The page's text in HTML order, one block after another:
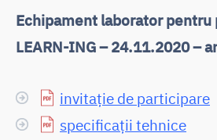
Echipament laborator pentru
LEARN-ING – 24.11.2020 –
invitație de participare
specificații tehnice